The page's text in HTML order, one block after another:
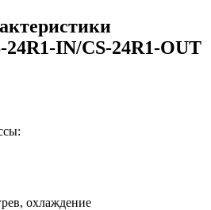
IN/CS-24R1-OUT
охлаждение